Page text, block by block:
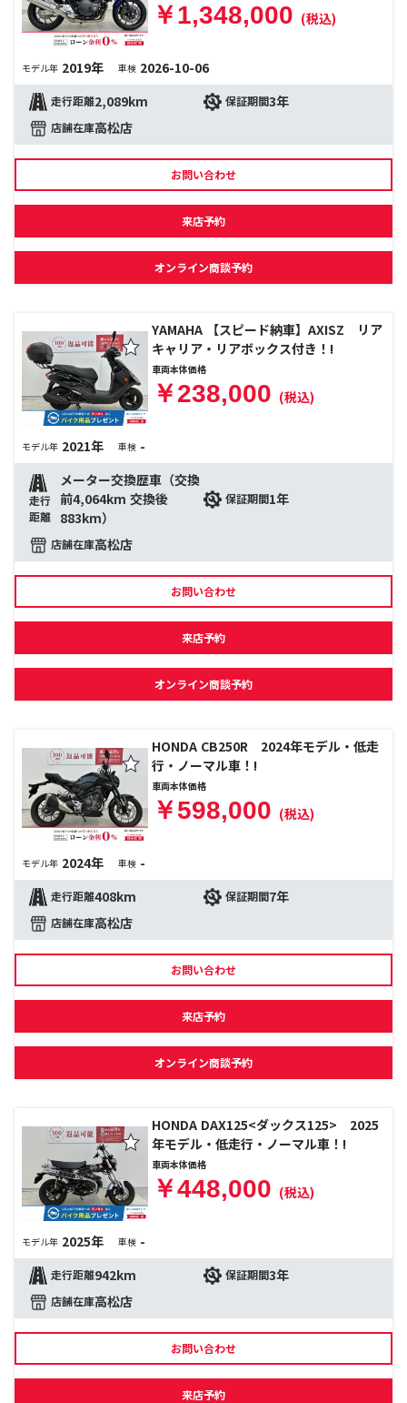
￥1,348,000 (税込)
モデル年 2019年 車検 2026-10-06
走行距離2,089km 保証期間3年
店舗在庫高松店
お問い合わせ
来店予約
オンライン商談予約
YAMAHA 【スピード納車】AXISZ リア
キャリア・リアボックス付き！!
車両本体価格
￥238,000 (税込)
モデル年 2021年 車検 -
走行
距離
メーター交換歴車（交換
前4,064km 交換後
883km）
保証期間1年
店舗在庫高松店
お問い合わせ
来店予約
オンライン商談予約
HONDA CB250R 2024年モデル・低走
行・ノーマル車！!
車両本体価格
￥598,000 (税込)
モデル年 2024年 車検 -
走行距離408km 保証期間7年
店舗在庫高松店
お問い合わせ
来店予約
オンライン商談予約
HONDA DAX125<ダックス125> 2025
年モデル・低走行・ノーマル車！!
車両本体価格
￥448,000 (税込)
モデル年 2025年 車検 -
走行距離942km 保証期間3年
店舗在庫高松店
お問い合わせ
来店予約